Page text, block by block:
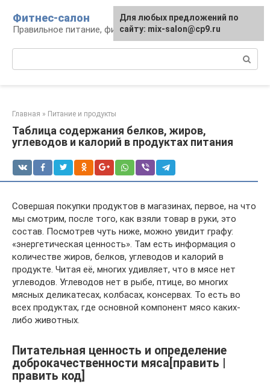
контенту
Фитнес-салон
Правильное питание, фитнес, образ жизни
Главная » Питание и продукты
Таблица содержания белков, жиров,
углеводов и калорий в продуктах питания
Совершая покупки продуктов в магазинах, первое, на что
мы смотрим, после того, как взяли товар в руки, это
состав. Посмотрев чуть ниже, можно увидит графу:
«энергетическая ценность». Там есть информация о
количестве жиров, белков, углеводов и калорий в
продукте. Читая её, многих удивляет, что в мясе нет
углеводов. Углеводов нет в рыбе, птице, во многих
мясных деликатесах, колбасах, консервах. То есть во
всех продуктах, где основной компонент мясо каких-
либо животных.
Питательная ценность и определение
доброкачественности мяса[править |
править код]
Для любых предложений по
сайту: mix-salon@cp9.ru